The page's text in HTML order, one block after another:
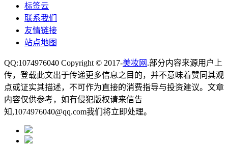
标签云
联系我们
友情链接
站点地图
QQ:1074976040 Copyright © 2017-美妆网 .部分内容来源用户上
传，登载此文出于传递更多信息之目的，并不意味着赞同其观
点或证实其描述，不可作为直接的消费指导与投资建议。文章
内容仅供参考，如有侵犯版权请来信告
知,1074976040@qq.com我们将立即处理。